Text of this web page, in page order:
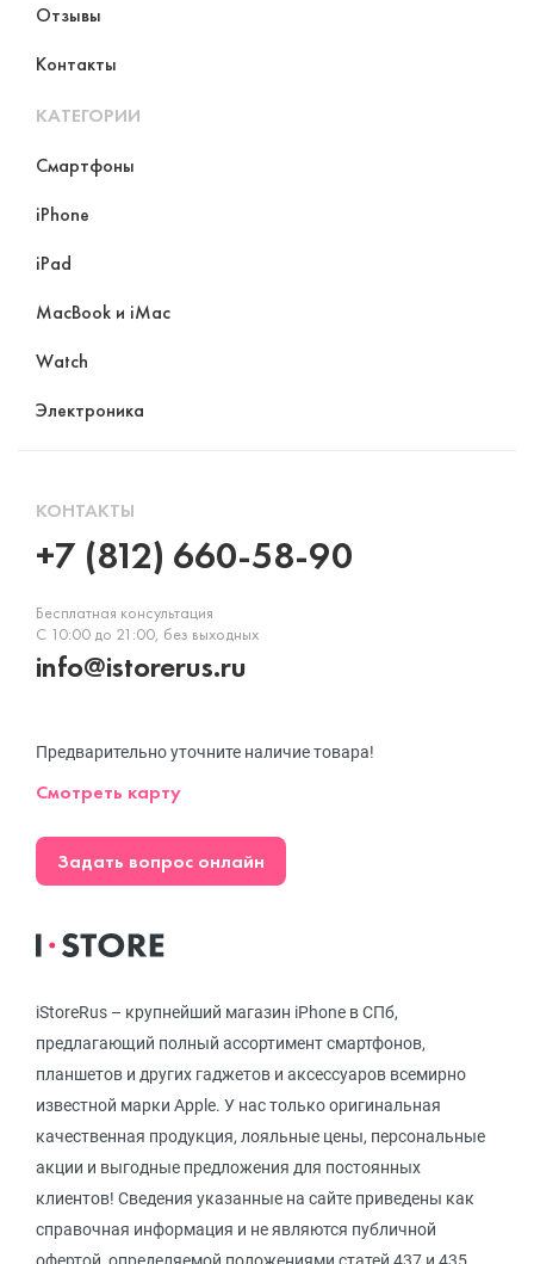
iStoreRus – крупнейший магазин iPhone в СПб,
предлагающий полный ассортимент смартфонов,
планшетов и других гаджетов и аксессуаров всемирно
известной марки Apple. У нас только оригинальная
качественная продукция, лояльные цены, персональные
акции и выгодные предложения для постоянных
клиентов! Сведения указанные на сайте приведены как
справочная информация и не являются публичной
Отзывы
Контакты
КАТЕГОРИИ
Смартфоны
iPhone
iPad
MacBook и iMac
Watch
Электроника
КОНТАКТЫ
+7 (812) 660-58-90
Бесплатная консультация
С 10:00 до 21:00, без выходных
info@istorerus.ru
Предварительно уточните наличие товара!
Смотреть карту
Задать вопрос онлайн